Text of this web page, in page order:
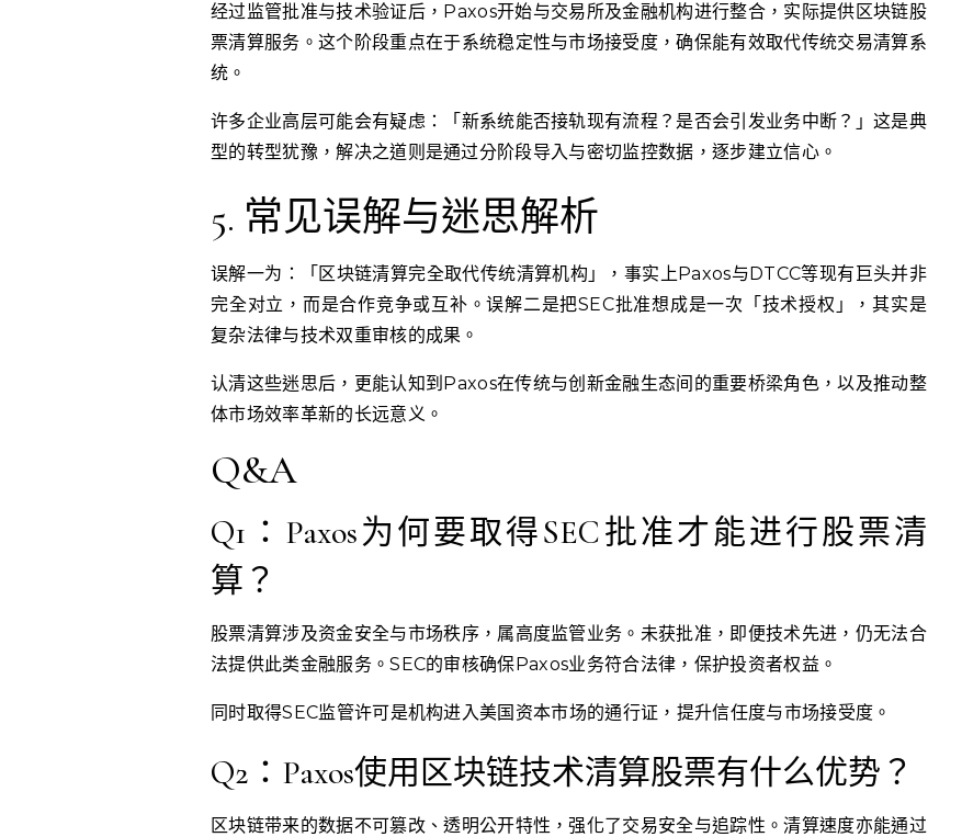
经过监管批准与技术验证后，Paxos开始与交易所及金融机构进行整合，实际提供区块链股
票清算服务。这个阶段重点在于系统稳定性与市场接受度，确保能有效取代传统交易清算系
统。
许多企业高层可能会有疑虑：「新系统能否接轨现有流程？是否会引发业务中断？」这是典
型的转型犹豫，解决之道则是通过分阶段导入与密切监控数据，逐步建立信心。
5. 常见误解与迷思解析
误解一为：「区块链清算完全取代传统清算机构」，事实上Paxos与DTCC等现有巨头并非
完全对立，而是合作竞争或互补。误解二是把SEC批准想成是一次「技术授权」，其实是
复杂法律与技术双重审核的成果。
认清这些迷思后，更能认知到Paxos在传统与创新金融生态间的重要桥梁角色，以及推动整
体市场效率革新的长远意义。
Q&A
Q1：Paxos为何要取得SEC批准才能进行股票清
算？
股票清算涉及资金安全与市场秩序，属高度监管业务。未获批准，即便技术先进，仍无法合
法提供此类金融服务。SEC的审核确保Paxos业务符合法律，保护投资者权益。
同时取得SEC监管许可是机构进入美国资本市场的通行证，提升信任度与市场接受度。
Q2：Paxos使用区块链技术清算股票有什么优势？
区块链带来的数据不可篡改、透明公开特性，强化了交易安全与追踪性。清算速度亦能通过